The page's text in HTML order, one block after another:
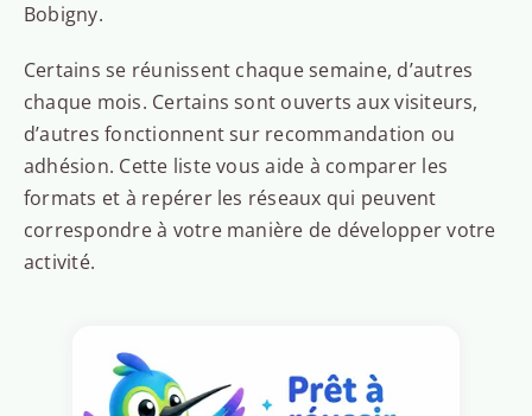
Bobigny.
Certains se réunissent chaque semaine, d’autres
chaque mois. Certains sont ouverts aux visiteurs,
d’autres fonctionnent sur recommandation ou
adhésion. Cette liste vous aide à comparer les
formats et à repérer les réseaux qui peuvent
correspondre à votre manière de développer votre
activité.